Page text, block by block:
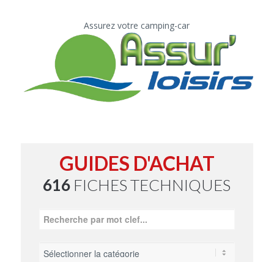
Assurez votre camping-car
GUIDES D'ACHAT
616 FICHES TECHNIQUES